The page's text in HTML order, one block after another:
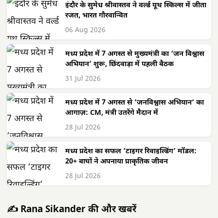
इंदौर के सुमेध श्रीवास्तव ने वर्ल्ड यूथ स्किल्स में जीता
रजत, भारत गौरवान्वित
06 Aug 2026
मध्य प्रदेश में 7 अगस्त से मुख्यमंत्री का ‘जन विश्वास
अभियान’ शुरू, छिंदवाड़ा में पहली बैठक
31 Jul 2026
मध्य प्रदेश में 7 अगस्त से ‘जनविश्वास अभियान’ का
आगाज़: CM, मंत्री उतरेंगे मैदान में
28 Jul 2026
मध्य प्रदेश का सफल ‘टाइगर रिवाइल्डिंग’ मॉडल:
20+ बाघों ने अपनाया प्राकृतिक जीवन
28 Jul 2026
✍️ Rana Sikander की और खबरें